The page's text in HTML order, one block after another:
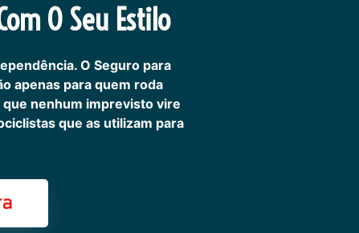
O Seu Estilo
O Seguro para
apenas para quem roda
nenhum imprevisto vire
que as utilizam para